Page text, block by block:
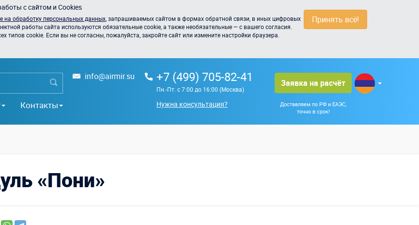
Принять всё!
с сайтом и Cookies
на обработку персональных данных , запрашиваемых сайтом в формах обратной связи, в иных цифровых
работы сайта используются обязательные cookie, а также необязательные — с вашего согласия.
cookie. Если вы не согласны, пожалуйста, закройте сайт или измените настройки браузера.
Контакты
info@airmir.su +7 (499) 705-82-41
Пн.-Пт. с 7:00 до 16:00 (Москва)
Нужна консультация?
Заявка на расчёт
Доставляем по РФ и ЕАЭС,
точно в срок!
«Пони»